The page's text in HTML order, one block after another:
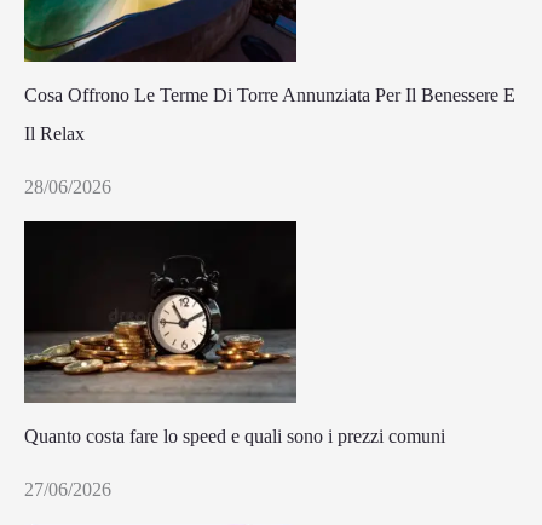
Cosa Offrono Le Terme Di Torre Annunziata Per Il Benessere E
Il Relax
28/06/2026
Quanto costa fare lo speed e quali sono i prezzi comuni
27/06/2026